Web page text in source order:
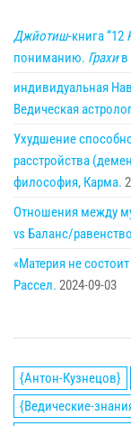
Джйотиш-книга “12
пониманию. Грахив
индивидуальная
Ведическая
Ухудшение
расстройства
философия, Карма.
Отношения между
vs Баланс/
«Материя не
Рассел. 2024-09-03
{Антон-Кузнецов}
{Ведические-